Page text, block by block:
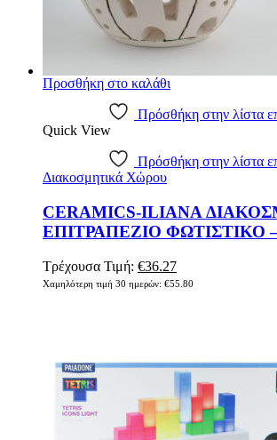
Προσθήκη στο καλάθι
Πρόσθήκη στην λίστα
Quick View
Πρόσθήκη στην λίστα
Διακοσμητικά Χώρου
CERAMICS-ILIANA
ΕΠΙΤΡΑΠΕΖΙΟ ΦΩΤΙΣΤΙΚΟ
Τρέχουσα Τιμή: €36.27
Χαμηλότερη τιμή 30 ημερών: €55.80